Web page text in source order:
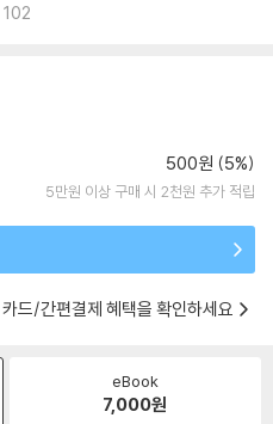
102
500원 (5%)
5만원 이상 구매 시 2천원 추가 적립
카드/간편결제 혜택을 확인하세요
eBook
7,000원